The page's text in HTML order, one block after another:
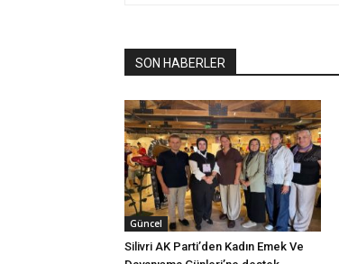
SON HABERLER
Güncel
Silivri AK Parti’den Kadın Emek Ve